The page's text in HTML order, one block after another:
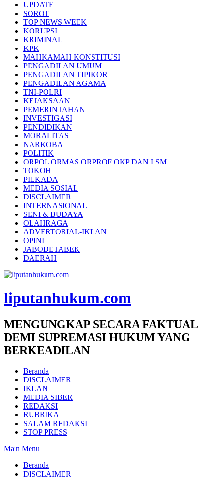
UPDATE
SOROT
TOP NEWS WEEK
KORUPSI
KRIMINAL
KPK
MAHKAMAH KONSTITUSI
PENGADILAN UMUM
PENGADILAN TIPIKOR
PENGADILAN AGAMA
TNI-POLRI
KEJAKSAAN
PEMERINTAHAN
INVESTIGASI
PENDIDIKAN
MORALITAS
NARKOBA
POLITIK
ORPOL ORMAS ORPROF OKP DAN LSM
TOKOH
PILKADA
MEDIA SOSIAL
DISCLAIMER
INTERNASIONAL
SENI & BUDAYA
OLAHRAGA
ADVERTORIAL-IKLAN
OPINI
JABODETABEK
DAERAH
liputanhukum.com
MENGUNGKAP SECARA FAKTUAL
DEMI SUPREMASI HUKUM YANG
BERKEADILAN
Beranda
DISCLAIMER
IKLAN
MEDIA SIBER
REDAKSI
RUBRIKA
SALAM REDAKSI
STOP PRESS
Main Menu
Beranda
DISCLAIMER